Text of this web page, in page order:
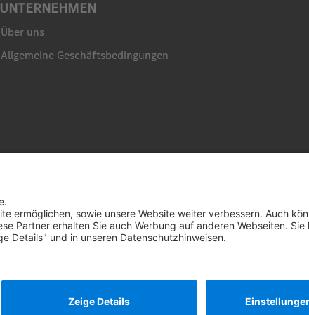
UNTERNEHMEN
Über uns
Allgemeine Geschäftsbedingungen
und